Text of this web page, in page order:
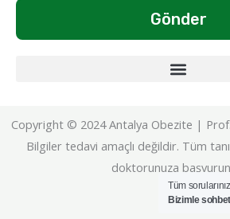
Gönder
Copyright © 2024 Antalya Obezite |
Bilgiler tedavi amaçlı değildir. Tüm
doktorunuza
Tüm
Bizimle